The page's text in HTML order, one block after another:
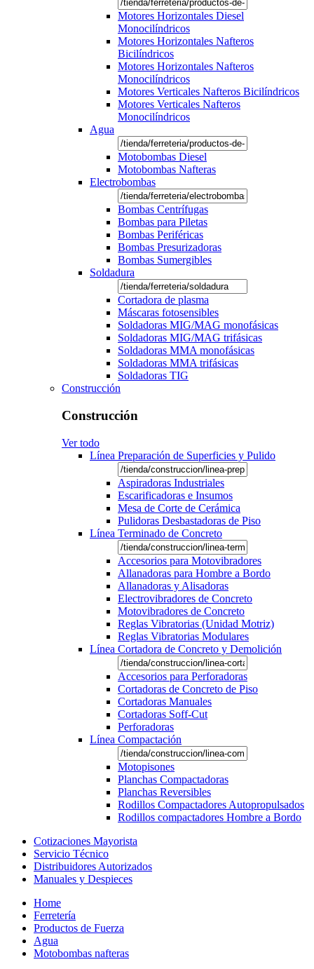
Motores Horizontales Diesel
Monocilíndricos
Motores Horizontales Nafteros
Bicilíndricos
Motores Horizontales Nafteros
Monocilíndricos
Motores Verticales Nafteros Bicilíndricos
Motores Verticales Nafteros
Monocilíndricos
Agua
Motobombas Diesel
Motobombas Nafteras
Electrobombas
Bombas Centrífugas
Bombas para Piletas
Bombas Periféricas
Bombas Presurizadoras
Bombas Sumergibles
Soldadura
Cortadora de plasma
Máscaras fotosensibles
Soldadoras MIG/MAG monofásicas
Soldadoras MIG/MAG trifásicas
Soldadoras MMA monofásicas
Soldadoras MMA trifásicas
Soldadoras TIG
Construcción
Construcción
Ver todo
Línea Preparación de Superficies y Pulido
Aspiradoras Industriales
Escarificadoras e Insumos
Mesa de Corte de Cerámica
Pulidoras Desbastadoras de Piso
Línea Terminado de Concreto
Accesorios para Motovibradores
Allanadoras para Hombre a Bordo
Allanadoras y Alisadoras
Electrovibradores de Concreto
Motovibradores de Concreto
Reglas Vibratorias (Unidad Motriz)
Reglas Vibratorias Modulares
Línea Cortadora de Concreto y Demolición
Accesorios para Perforadoras
Cortadoras de Concreto de Piso
Cortadoras Manuales
Cortadoras Soff-Cut
Perforadoras
Línea Compactación
Motopisones
Planchas Compactadoras
Planchas Reversibles
Rodillos Compactadores Autopropulsados
Rodillos compactadores Hombre a Bordo
Cotizaciones Mayorista
Servicio Técnico
Distribuidores Autorizados
Manuales y Despieces
Home
Ferretería
Productos de Fuerza
Agua
Motobombas nafteras